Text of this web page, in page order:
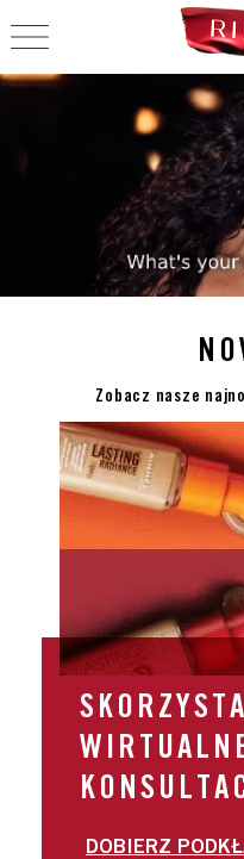
OPEN NAVIGATION
Zobacz nasze
DOBIERZ